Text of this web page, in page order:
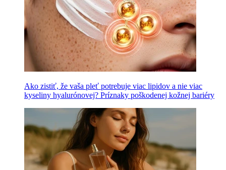
Ako zistiť, že vaša pleť potrebuje viac lipidov a nie viac
kyseliny hyalurónovej? Príznaky poškodenej kožnej bariéry